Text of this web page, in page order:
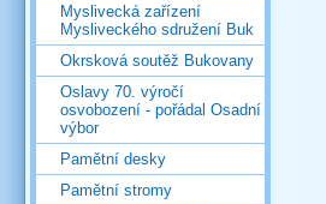
Myslivecká zařízení
Mysliveckého sdružení Buk
Okrsková soutěž Bukovany
Oslavy 70. výročí
osvobození - pořádal Osadní
výbor
Pamětní desky
Pamětní stromy